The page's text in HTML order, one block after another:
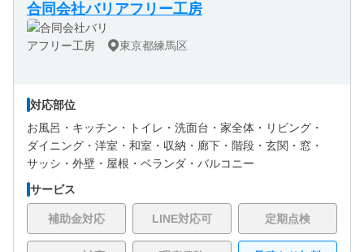
合同会社バリアフリー工房
東京都練馬区
対応部位
お風呂・ キッチン・ トイレ・ 洗面台・ 家全体・ リビング・
ダイニング・ 洋室・ 和室・ 収納・ 廊下・ 階段・ 玄関・ 窓・
サッシ・ 外壁・ 屋根・ ベランダ・バルコニー
サービス
補助金対応 LINE対応可 定期点検